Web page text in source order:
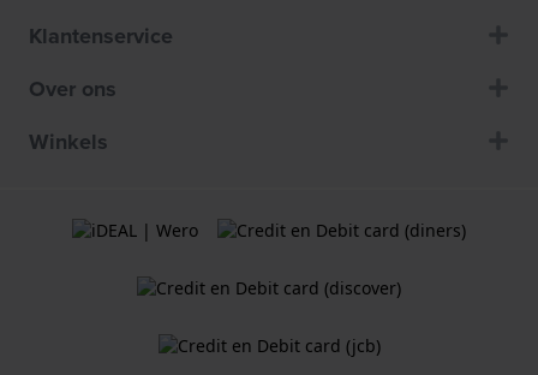
Klantenservice
Over ons
Winkels